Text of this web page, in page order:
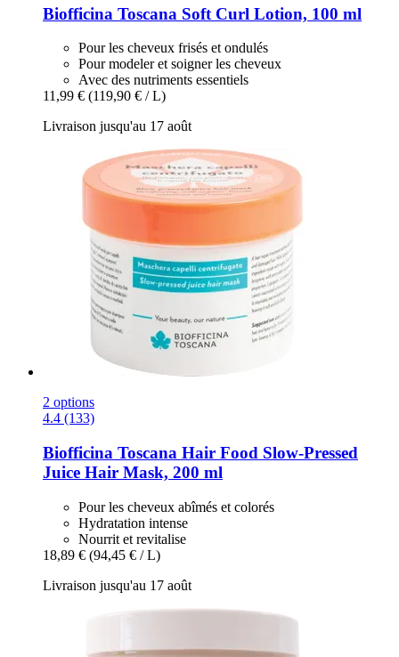
Biofficina Toscana Soft Curl Lotion, 100 ml
Pour les cheveux frisés et ondulés
Pour modeler et soigner les cheveux
Avec des nutriments essentiels
11,99 € (119,90 € / L)
Livraison jusqu'au 17 août
2 options
4.4 (133)
Biofficina Toscana Hair Food Slow-​Pressed
Juice Hair Mask, 200 ml
Pour les cheveux abîmés et colorés
Hydratation intense
Nourrit et revitalise
18,89 € (94,45 € / L)
Livraison jusqu'au 17 août